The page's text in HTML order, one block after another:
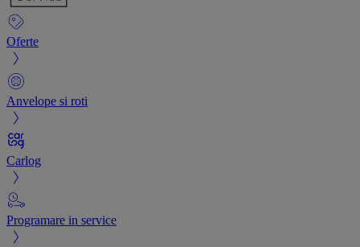
Oferte
Anvelope si roti
Carlog
Programare in service